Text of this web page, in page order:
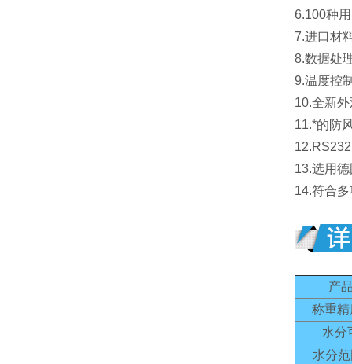
6.100种
7.进口材
8.数据处
9.温度控
10.全新
11.*的防
13.选用
14.符合
产
称重
水分
水分